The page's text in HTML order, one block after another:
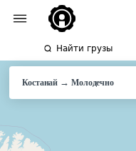
Найти грузы
Костанай → Молодечно